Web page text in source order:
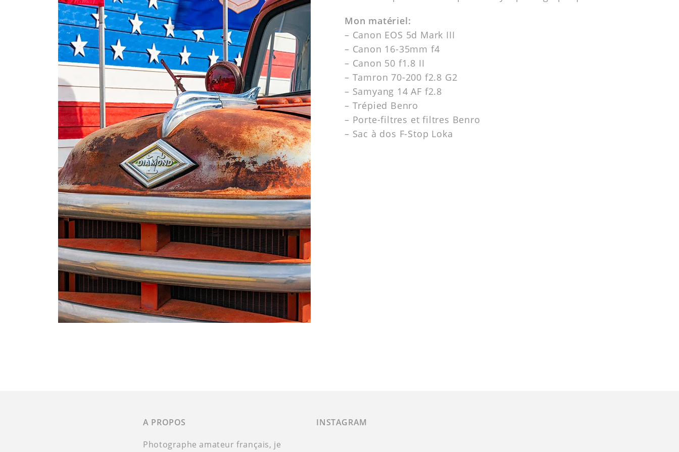
Mon matériel:
– Canon EOS 5d Mark III
– Canon 16-35mm f4
– Canon 50 f1.8 II
– Tamron 70-200 f2.8 G2
– Samyang 14 AF f2.8
– Trépied Benro
– Porte-filtres et filtres Benro
– Sac à dos F-Stop Loka
A PROPOS
Photographe amateur français, je
INSTAGRAM